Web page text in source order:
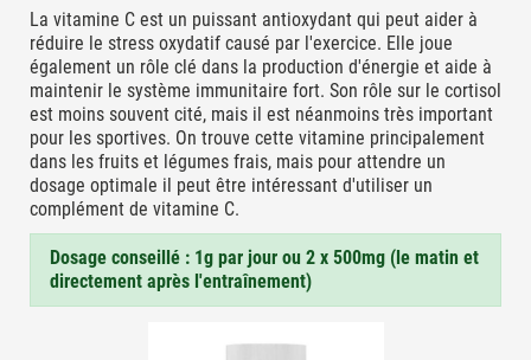
La vitamine C est un puissant antioxydant qui peut aider à
réduire le stress oxydatif causé par l'exercice. Elle joue
également un rôle clé dans la production d'énergie et aide à
maintenir le système immunitaire fort. Son rôle sur le cortisol
est moins souvent cité, mais il est néanmoins très important
pour les sportives. On trouve cette vitamine principalement
dans les fruits et légumes frais, mais pour attendre un
dosage optimale il peut être intéressant d'utiliser un
complément de vitamine C.
Dosage conseillé : 1g par jour ou 2 x 500mg (le matin et
directement après l'entraînement)